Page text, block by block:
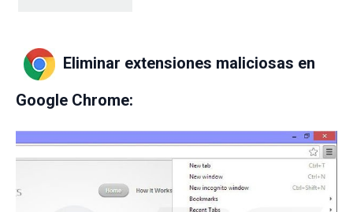
Eliminar extensiones maliciosas en
Google Chrome: